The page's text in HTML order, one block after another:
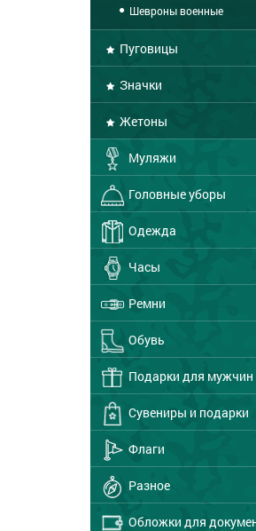
Шевроны военные
Пуговицы
Значки
Жетоны
Муляжи
Головные уборы
Одежда
Часы
Ремни
Обувь
Подарки для мужчин
Сувениры и подарки
Флаги
Разное
Обложки для